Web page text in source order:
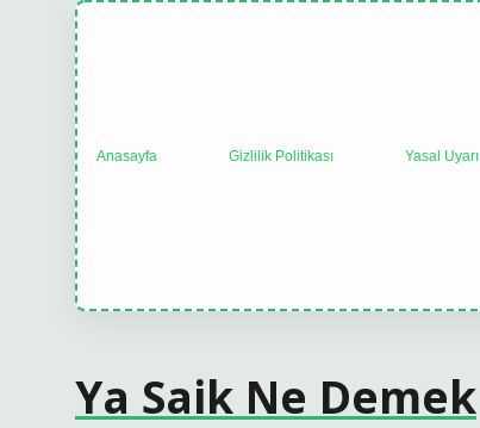
Anasayfa Gizlilik Politikası Yasal Uyarı
Ya Saik Ne Demek